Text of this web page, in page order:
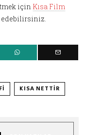
için Kısa Film
edebilirsiniz.
KISA NETTIR